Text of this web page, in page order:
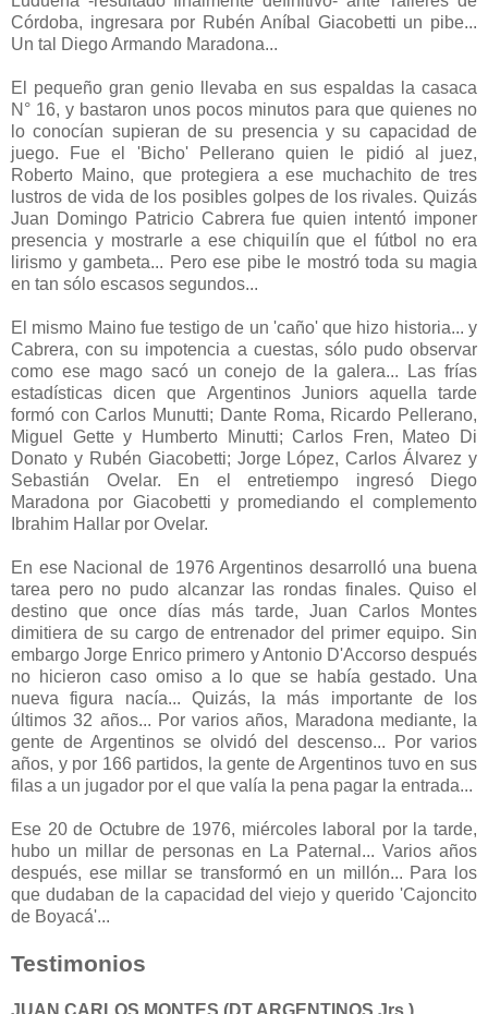
Córdoba, ingresara por Rubén Aníbal Giacobetti un pibe...
Un tal Diego Armando Maradona...
El pequeño gran genio llevaba en sus espaldas la casaca
N° 16, y bastaron unos pocos minutos para que quienes no
lo conocían supieran de su presencia y su capacidad de
juego. Fue el 'Bicho' Pellerano quien le pidió al juez,
Roberto Maino, que protegiera a ese muchachito de tres
lustros de vida de los posibles golpes de los rivales. Quizás
Juan Domingo Patricio Cabrera fue quien intentó imponer
presencia y mostrarle a ese chiquilín que el fútbol no era
lirismo y gambeta... Pero ese pibe le mostró toda su magia
en tan sólo escasos segundos...
El mismo Maino fue testigo de un 'caño' que hizo historia... y
Cabrera, con su impotencia a cuestas, sólo pudo observar
como ese mago sacó un conejo de la galera... Las frías
estadísticas dicen que Argentinos Juniors aquella tarde
formó con Carlos Munutti; Dante Roma, Ricardo Pellerano,
Miguel Gette y Humberto Minutti; Carlos Fren, Mateo Di
Donato y Rubén Giacobetti; Jorge López, Carlos Álvarez y
Sebastián Ovelar. En el entretiempo ingresó Diego
Maradona por Giacobetti y promediando el complemento
Ibrahim Hallar por Ovelar.
En ese Nacional de 1976 Argentinos desarrolló una buena
tarea pero no pudo alcanzar las rondas finales. Quiso el
destino que once días más tarde, Juan Carlos Montes
dimitiera de su cargo de entrenador del primer equipo. Sin
embargo Jorge Enrico primero y Antonio D'Accorso después
no hicieron caso omiso a lo que se había gestado. Una
nueva figura nacía... Quizás, la más importante de los
últimos 32 años... Por varios años, Maradona mediante, la
gente de Argentinos se olvidó del descenso... Por varios
años, y por 166 partidos, la gente de Argentinos tuvo en sus
filas a un jugador por el que valía la pena pagar la entrada...
Ese 20 de Octubre de 1976, miércoles laboral por la tarde,
hubo un millar de personas en La Paternal... Varios años
después, ese millar se transformó en un millón... Para los
que dudaban de la capacidad del viejo y querido 'Cajoncito
de Boyacá'...
Testimonios